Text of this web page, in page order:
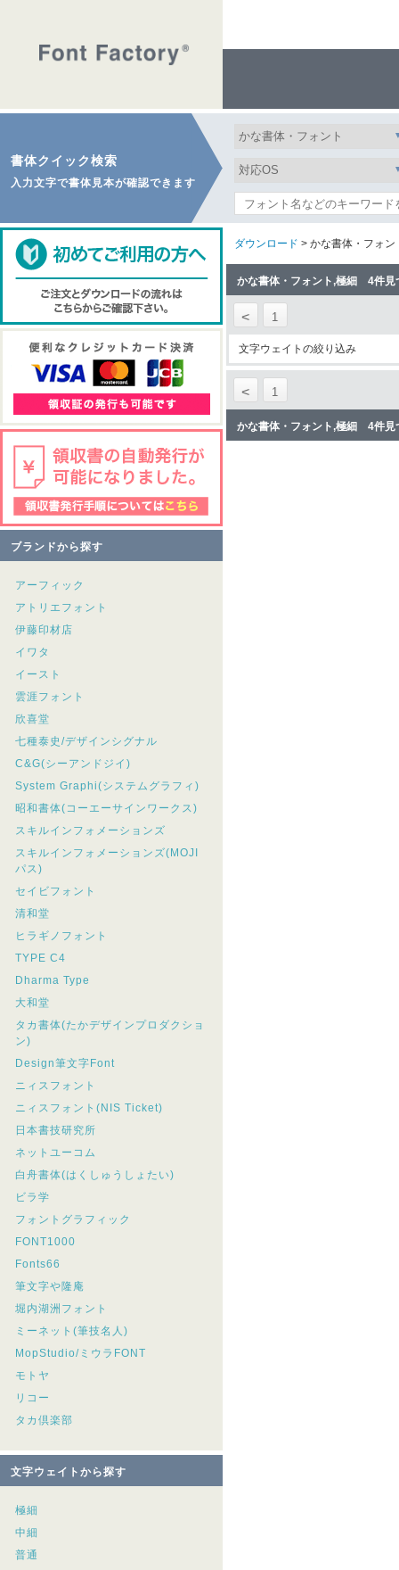
書体クイック検索
入力文字で書体見本が確認できます
ブランドから探す
アーフィック
アトリエフォント
伊藤印材店
イワタ
イースト
雲涯フォント
欣喜堂
七種泰史/デザインシグナル
C&G(シーアンドジイ)
System Graphi(システムグラフィ)
昭和書体(コーエーサインワークス)
スキルインフォメーションズ
スキルインフォメーションズ(MOJI
パス)
セイビフォント
清和堂
ヒラギノフォント
TYPE C4
Dharma Type
大和堂
タカ書体(たかデザインプロダクショ
ン)
Design筆文字Font
ニィスフォント
ニィスフォント(NIS Ticket)
日本書技研究所
ネットユーコム
白舟書体(はくしゅうしょたい)
ビラ学
フォントグラフィック
FONT1000
Fonts66
筆文字や隆庵
堀内湖洲フォント
ミーネット(筆技名人)
MopStudio/ミウラFONT
モトヤ
リコー
タカ倶楽部
文字ウェイトから探す
極細
中細
普通
ダウンロード > かな書体・フォン
かな書体・フォント,極細 4件見
< 1
文字ウェイトの絞り込み
< 1
かな書体・フォント,極細 4件見